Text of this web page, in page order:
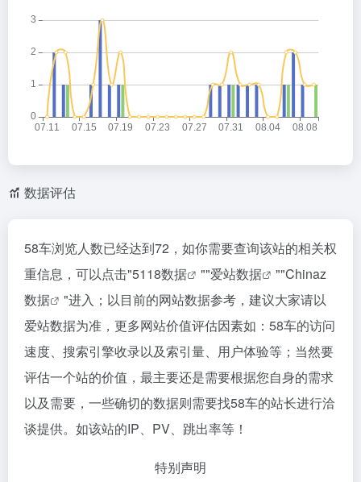
数据评估
58车浏览人数已经达到72，如你需要查询该站的相关权
重信息，可以点击"5118数据 ""爱站数据 ""Chinaz
数据
"进入；以目前的网站数据参考，建议大家请以
爱站数据为准，更多网站价值评估因素如：58车的访问
速度、搜索引擎收录以及索引量、用户体验等；当然要
评估一个站的价值，最主要还是需要根据您自身的需求
以及需要，一些确切的数据则需要找58车的站长进行洽
谈提供。如该站的IP、PV、跳出率等！
特别声明